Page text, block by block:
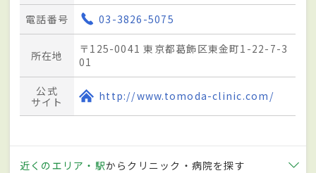
電話番号 03-3826-5075
所在地
〒125-0041 東京都葛飾区東金町1-22-7-3
01
公式
サイト
http://www.tomoda-clinic.com/
近くのエリア・駅からクリニック・病院を探す